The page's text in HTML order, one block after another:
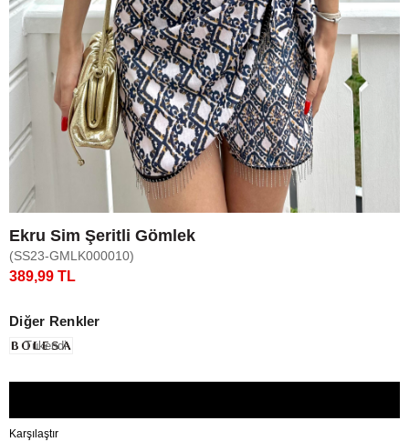
Ekru Sim Şeritli Gömlek
(SS23-GMLK000010)
389,99 TL
Diğer Renkler
Tükendi
Karşılaştır